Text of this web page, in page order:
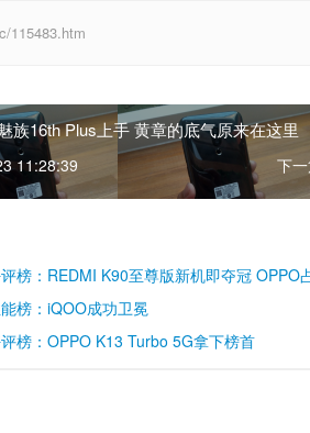
115483.htm
族16th Plus上手 黄章的底气原来在这里
11:28:39 下
榜：REDMI K90至尊版新机即夺冠 OPPO
榜：iQOO成功卫冕
榜：OPPO K13 Turbo 5G拿下榜首